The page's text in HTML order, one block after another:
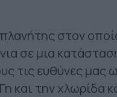
στον
σε μια
τις ευθύνες μας
και την χλωρίδα